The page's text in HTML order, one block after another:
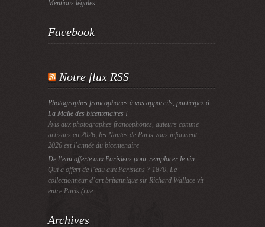
Mentions légales
Facebook
Notre flux RSS
Photographes francophones à vos appareils, participez à
La Malle des bicentenaires !
Avis aux photographes francophones, auteurs comme
artisans en 2026, les Nautes de Paris vous informent :
2026 est l’année du bicentenaire
De l’eau offerte aux Parisiens pour remplacer le vin
Qui a offert de l’eau aux Parisiens ? 1870, Le
collectionneur d’art britannique sir Richard Wallace vit
entre Paris (rue
Archives